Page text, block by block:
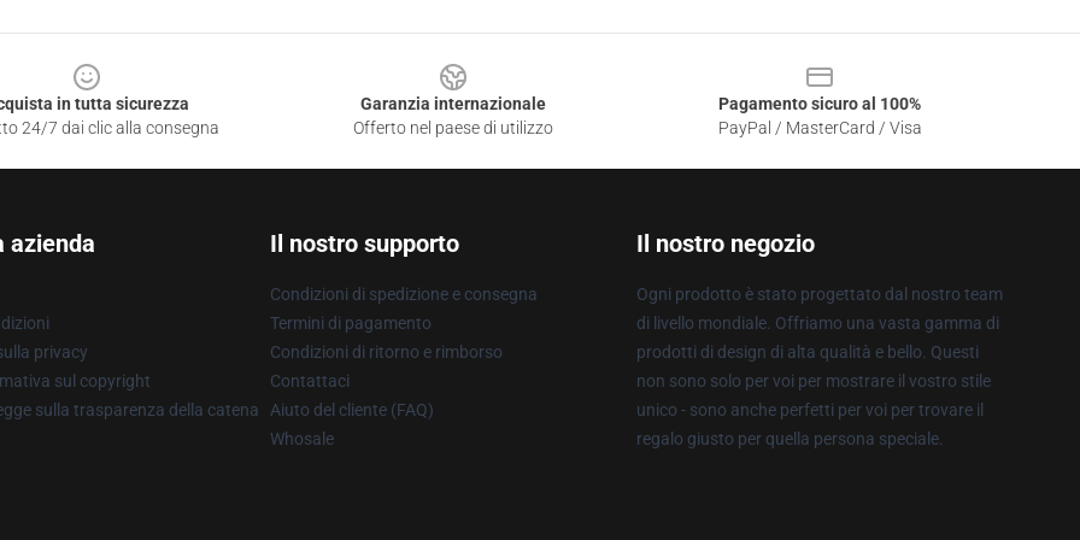
in tutta sicurezza
24/7 dai clic alla consegna
Garanzia internazionale
Offerto nel paese di utilizzo
Pagamento sicuro al 100%
PayPal / MasterCard / Visa
azienda
privacy
sul copyright
sulla trasparenza della catena
Il nostro supporto
Condizioni di spedizione e consegna
Termini di pagamento
Condizioni di ritorno e rimborso
Contattaci
Aiuto del cliente (FAQ)
Whosale
Il nostro negozio
Ogni prodotto è stato progettato dal nostro team
di livello mondiale. Offriamo una vasta gamma di
prodotti di design di alta qualità e bello. Questi
non sono solo per voi per mostrare il vostro stile
unico - sono anche perfetti per voi per trovare il
regalo giusto per quella persona speciale.